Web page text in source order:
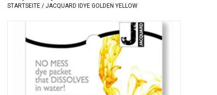
MALEN
SPECIALS
STARTSEITE / JACQUARD IDYE GOLDEN YELLOW